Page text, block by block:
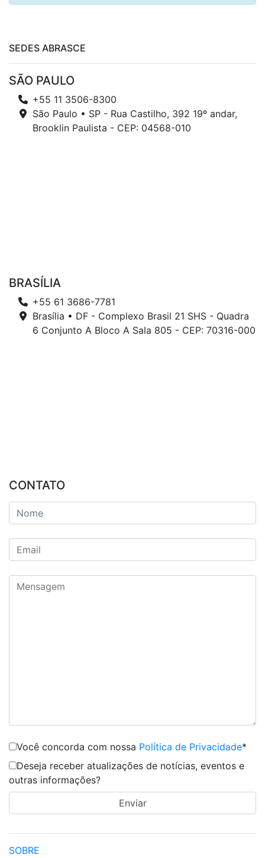
SEDES ABRASCE
SÃO PAULO
+55 11 3506-8300
São Paulo • SP - Rua Castilho, 392 19º andar,
Brooklin Paulista - CEP: 04568-010
BRASÍLIA
+55 61 3686-7781
Brasília • DF - Complexo Brasil 21 SHS - Quadra
6 Conjunto A Bloco A Sala 805 - CEP: 70316-000
CONTATO
Você concorda com nossa Política de Privacidade*
Deseja receber atualizações de notícias, eventos e
outras informações?
SOBRE